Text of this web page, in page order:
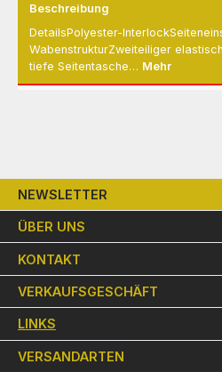
Beschreibung
DetailsPolyester-
WabenstrukturZweiteiliger
tiefe Seitentasche… Mehr
NEWSLETTER
ÜBER UNS
KONTAKT
VERKAUFSGESCHÄFT
LINKS
VERSANDARTEN